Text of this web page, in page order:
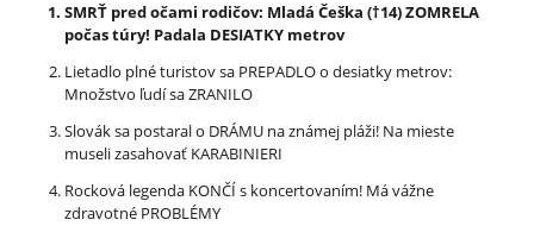
SMRŤ pred očami rodičov: Mladá Češka (†14) ZOMRELA
počas túry! Padala DESIATKY metrov
Lietadlo plné turistov sa PREPADLO o desiatky metrov:
Množstvo ľudí sa ZRANILO
Slovák sa postaral o DRÁMU na známej pláži! Na mieste
museli zasahovať KARABINIERI
Rocková legenda KONČÍ s koncertovaním! Má vážne
zdravotné PROBLÉMY